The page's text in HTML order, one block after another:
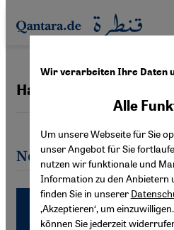
Direkt zum Inhalt springen
Hajo Goertz
Neueste Artikel von
Wir verarbeiten Ihre Daten
Alle
Um unsere Webseite für Sie
unser Angebot für Sie
nutzen wir funktionale und
Information zu den Anbietern
finden Sie in unserer
‚Akzeptieren‘, um
können Sie jederzeit